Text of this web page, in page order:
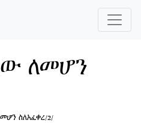
ለመሆን
ስለአፈቀረ/2/